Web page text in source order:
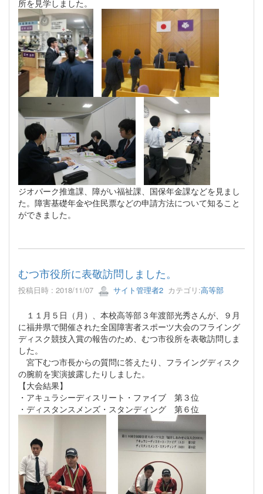
所を見学しました。
ジオパーク推進課、障がい福祉課、国保年金課などを見まし
た。障害基礎年金や住民票などの申請方法について知ること
ができました。
むつ市役所に表敬訪問しました。
投稿日時 : 2018/11/07 サイト管理者2 カテゴリ:高等部
１１月５日（月）、本校高等部３年渡部光秀さんが、９月
に福井県で開催された全国障害者スポーツ大会のフライング
ディスク競技入賞の報告のため、むつ市役所を表敬訪問しま
した。
宮下むつ市長からの質問に答えたり、フライングディスク
の腕前を実演披露したりしました。
【大会結果】
・アキュラシーディスリート・ファイブ 第３位
・ディスタンスメンズ・スタンディング 第６位